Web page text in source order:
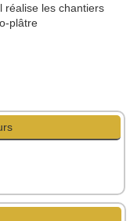
réalise les chantiers
plâtre